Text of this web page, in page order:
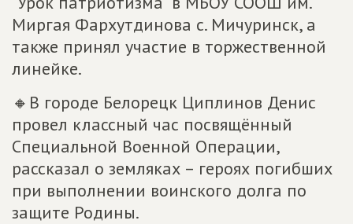
Миргая Фархутдинова с. Мичуринск, а
также принял участие в торжественной
линейке.
🔸В городе Белорецк Циплинов Денис
провел классный час посвящённый
Специальной Военной Операции,
рассказал о земляках – героях погибших
при выполнении воинского долга по
защите Родины.